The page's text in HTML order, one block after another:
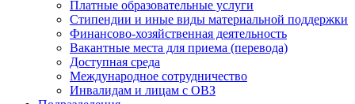
Платные образовательные услуги
Стипендии и иные виды материальной поддержки
Финансово-хозяйственная деятельность
Вакантные места для приема (перевода)
Доступная среда
Международное сотрудничество
Инвалидам и лицам с ОВЗ